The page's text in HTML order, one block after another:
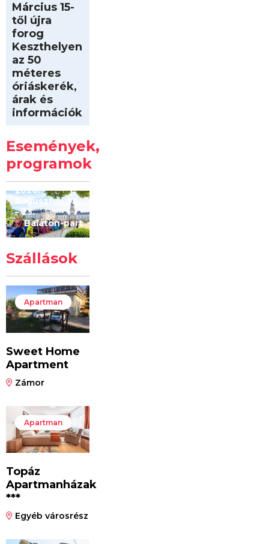
Március 15-
től újra
forog
Keszthelyen
az 50
méteres
óriáskerék,
árak és
információk
Események,
programok
Kilóméterek
2026
2026.
augusztus 22
– 23.
Balaton-part
Szállások
Apartman
Sweet Home
Apartment
Zámor
Apartman
Topáz
Apartmanházak
***
Egyéb városrész